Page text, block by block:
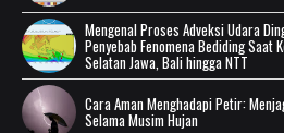
Mengenal Proses Adveksi Udara
Penyebab Fenomena Bediding Saat
Selatan Jawa, Bali hingga NTT
Cara Aman Menghadapi Petir:
Selama Musim Hujan